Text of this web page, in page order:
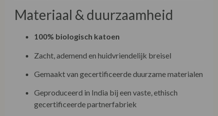
Materiaal & duurzaamheid
100% biologisch katoen
Zacht, ademend en huidvriendelijk breisel
Gemaakt van gecertificeerde duurzame materialen
Geproduceerd in India bij een vaste, ethisch
gecertificeerde partnerfabriek